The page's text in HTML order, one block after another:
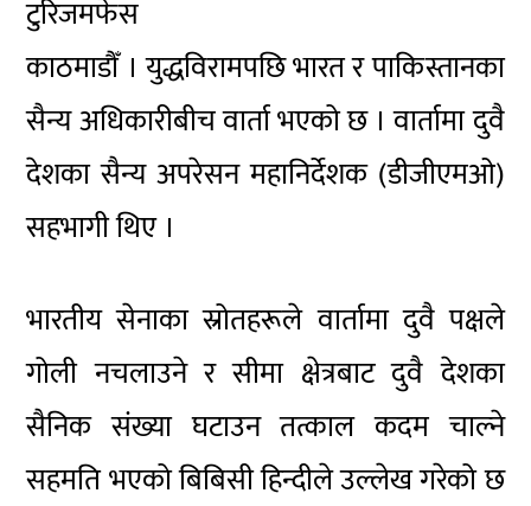
टुरिजमफेस
काठमाडौँ । युद्धविरामपछि भारत र पाकिस्तानका
सैन्य अधिकारीबीच वार्ता भएको छ । वार्तामा दुवै
देशका सैन्य अपरेसन महानिर्देशक (डीजीएमओ)
सहभागी थिए ।
भारतीय सेनाका स्रोतहरूले वार्तामा दुवै पक्षले
गोली नचलाउने र सीमा क्षेत्रबाट दुवै देशका
सैनिक संख्या घटाउन तत्काल कदम चाल्ने
सहमति भएको बिबिसी हिन्दीले उल्लेख गरेको छ